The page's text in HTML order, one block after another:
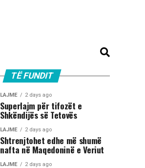
TË FUNDIT
LAJME 2 days ago
Superlajm për tifozët e
Shkëndijës së Tetovës
LAJME 2 days ago
Shtrenjtohet edhe më shumë
nafta në Maqedoninë e Veriut
LAJME 2 days ago